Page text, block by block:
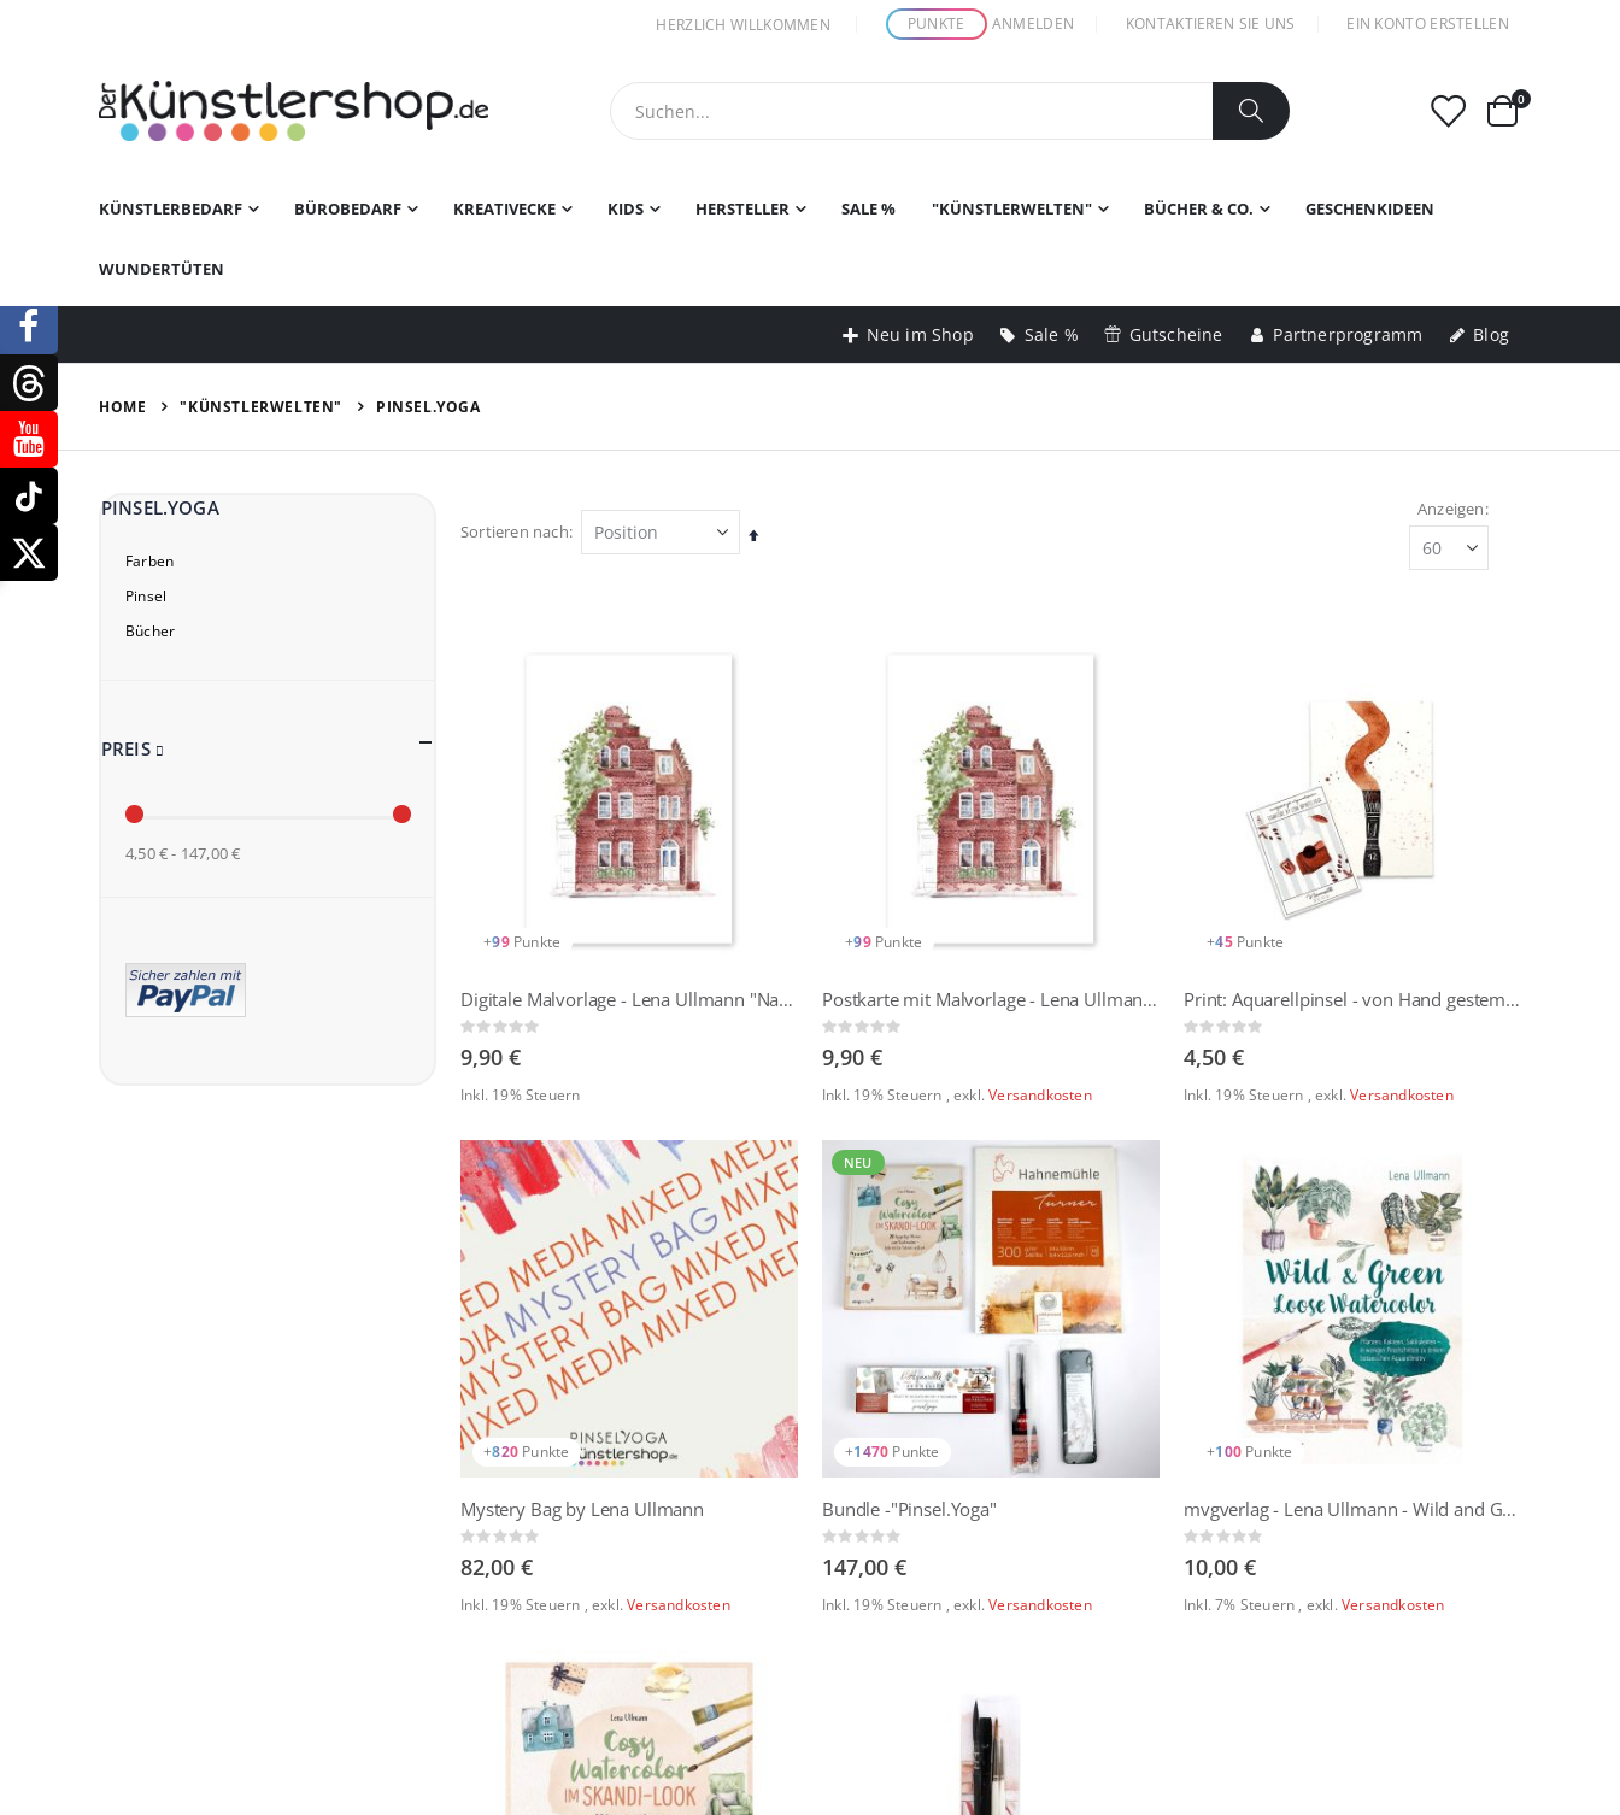
HERZLICH WILLKOMMEN PUNKTE ANMELDEN KONTAKTIEREN SIE UNS EIN KONTO ERSTELLEN
Warenkorb
0Artikel
KÜNSTLERBEDARF BÜROBEDARF KREATIVECKE KIDS HERSTELLER SALE % "KÜNSTLERWELTEN" BÜCHER & CO. GESCHENKIDEEN
WUNDERTÜTEN
Neu im Shop Sale % Gutscheine Partnerprogramm Blog
HOME "KÜNSTLERWELTEN" PINSEL.YOGA
Sortieren nach
In
Anzeigen
+99 Punkte
Digitale Malvorlage - Lena Ullmann "Namaste"
Rating:
0%
9,90 €
Inkl. 19% Steuern
+99 Punkte
Postkarte mit Malvorlage - Lena Ullmann "Namaste"
Rating:
0%
9,90 €
Inkl. 19% Steuern , exkl.Versandkosten
+45 Punkte
Print: Aquarellpinsel - von Hand gestempelt + Namaste Dotti
Rating:
0%
4,50 €
Inkl. 19% Steuern , exkl.Versandkosten
+820 Punkte
Mystery Bag by Lena Ullmann
Rating:
0%
82,00 €
Inkl. 19% Steuern ,exkl.Versandkosten
NEU
+1470 Punkte
Bundle -"Pinsel.Yoga"
Rating:
0%
147,00 €
Inkl. 19% Steuern , exkl.Versandkosten
+100 Punkte
mvgverlag - Lena Ullmann - Wild and Green – Loose Watercolor
Rating:
0%
10,00 €
Inkl. 7% Steuern , exkl. Versandkosten
PINSEL.YOGA
Farben
Pinsel
Bücher
PREIS
4,50 € - 147,00 €